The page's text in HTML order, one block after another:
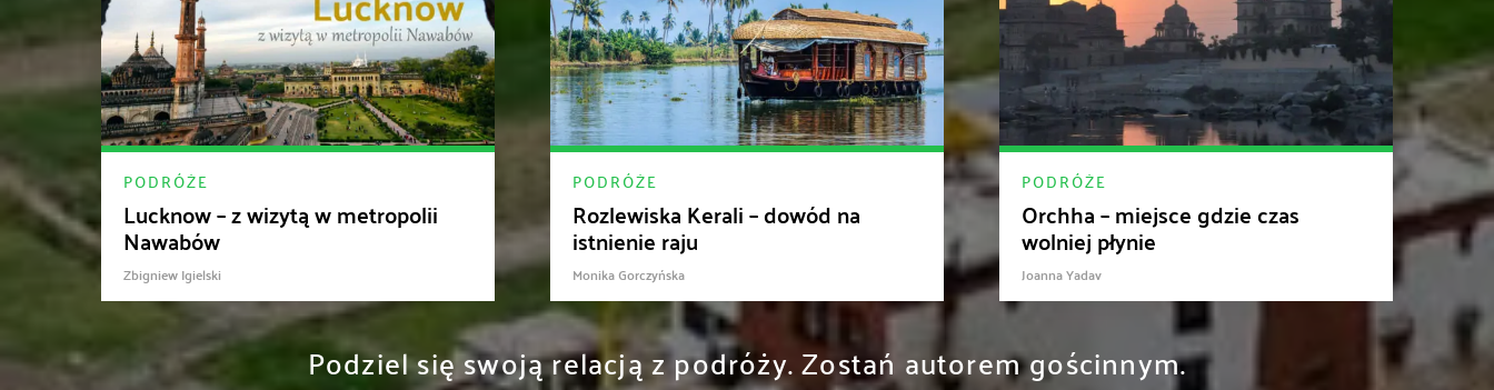
PODRÓŻE
Lucknow – z wizytą w metropolii
Nawabów
Zbigniew Igielski
PODRÓŻE
Rozlewiska Kerali – dowód na
istnienie raju
Monika Gorczyńska
PODRÓŻE
Orchha – miejsce gdzie czas
wolniej płynie
Joanna Yadav
Podziel się swoją relacją z podróży. Zostań autorem gościnnym.